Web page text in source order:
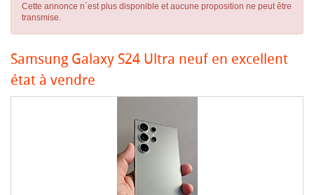
Cette annonce n´est plus disponible et aucune proposition ne peut être
transmise.
Samsung Galaxy S24 Ultra neuf en excellent
état à vendre